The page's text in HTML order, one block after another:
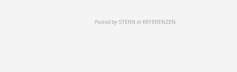
Posted by STERN in REFERENZEN